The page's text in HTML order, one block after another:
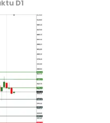
D1